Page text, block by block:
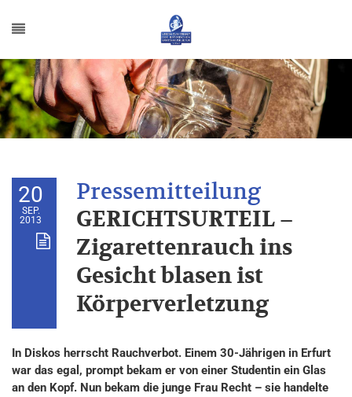
20
SEP.
2013
GERICHTSURTEIL –
Zigarettenrauch ins
Gesicht blasen ist
Körperverletzung
In Diskos herrscht Rauchverbot. Einem 30-Jährigen in Erfurt
war das egal, prompt bekam er von einer Studentin ein Glas
an den Kopf. Nun bekam die junge Frau Recht – sie handelte